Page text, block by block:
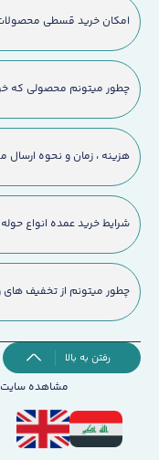
امکان خرید قسطی
چطور میتونم محصولی که
هزینه ، زمان و نحوه
شرایط خرید عمده انواع
چطور میتونم از تخفیف
رفتن به بالا
مشاهده سایت